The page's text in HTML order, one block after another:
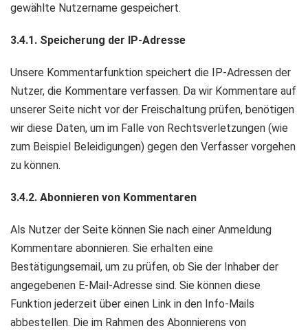
gewählte Nutzername gespeichert.
3.4.1. Speicherung der IP-Adresse
Unsere Kommentarfunktion speichert die IP-Adressen der
Nutzer, die Kommentare verfassen. Da wir Kommentare auf
unserer Seite nicht vor der Freischaltung prüfen, benötigen
wir diese Daten, um im Falle von Rechtsverletzungen (wie
zum Beispiel Beleidigungen) gegen den Verfasser vorgehen
zu können.
3.4.2. Abonnieren von Kommentaren
Als Nutzer der Seite können Sie nach einer Anmeldung
Kommentare abonnieren. Sie erhalten eine
Bestätigungsemail, um zu prüfen, ob Sie der Inhaber der
angegebenen E-Mail-Adresse sind. Sie können diese
Funktion jederzeit über einen Link in den Info-Mails
abbestellen. Die im Rahmen des Abonnierens von